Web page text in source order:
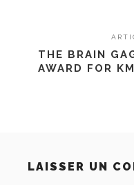
THE BRAIN
AWARD FOR
LAISSER UN